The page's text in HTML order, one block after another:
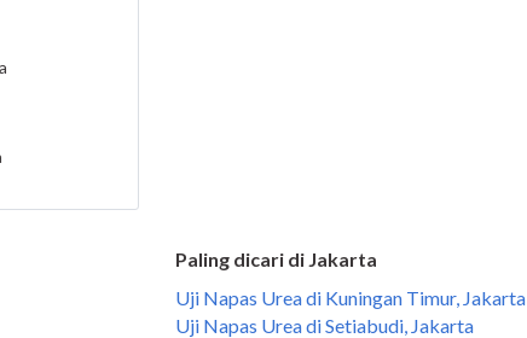
Paling dicari di Jakarta
Uji Napas Urea di Kuningan Timur, Jakarta
Uji Napas Urea di Setiabudi, Jakarta